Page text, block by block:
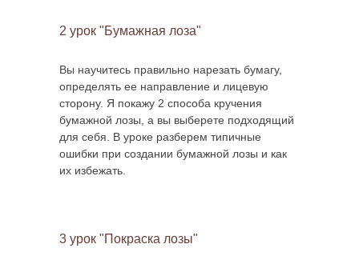
2 урок "Бумажная лоза"
Вы научитесь правильно нарезать бумагу,
определять ее направление и лицевую
сторону. Я покажу 2 способа кручения
бумажной лозы, а вы выберете подходящий
для себя. В уроке разберем типичные
ошибки при создании бумажной лозы и как
их избежать.
3 урок "Покраска лозы"